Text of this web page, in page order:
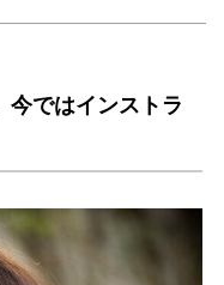
今ではインストラ